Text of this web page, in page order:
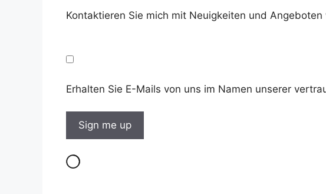
Kontaktieren Sie mich mit Neuigkeiten und
Erhalten Sie E-Mails von uns im Namen unserer